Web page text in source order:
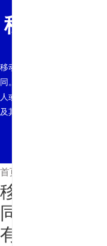
移动 Wi-
移动WiFi和家用路由器是两
同。使用场景 移动WiFi：通
人或少量用户的移动过程，
及其他没有固定网络连接的
首页 移动 Wi-
移动WiFi和
同的网络设
有所不同。